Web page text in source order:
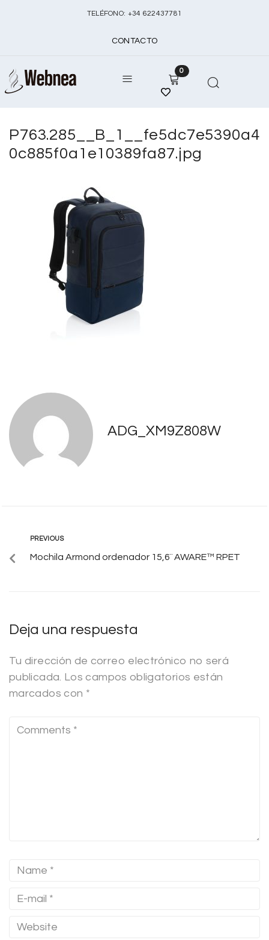
TELÉFONO: +34 622437781
CONTACTO
0
P763.285__B_1__fe5dc7e5390a4
0c885f0a1e10389fa87.jpg
ADG_XM9Z808W
PREVIOUS
Mochila Armond ordenador 15,6¨ AWARE™ RPET
Deja una respuesta
Tu dirección de correo electrónico no será
publicada. Los campos obligatorios están
marcados con *